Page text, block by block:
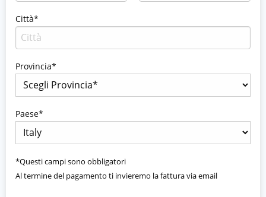
Città*
Provincia*
Paese*
*Questi campi sono obbligatori
Al termine del pagamento ti invieremo la fattura via email